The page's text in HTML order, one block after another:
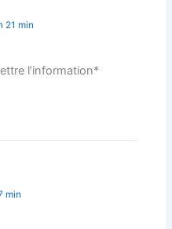
21 min
l’information*
min